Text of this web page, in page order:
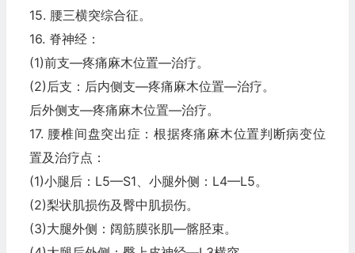
15. 腰三横突综合征。
16. 脊神经：
(1)前支—疼痛麻木位置—治疗。
(2)后支：后内侧支—疼痛麻木位置—治疗。
后外侧支—疼痛麻木位置—治疗。
17. 腰椎间盘突出症：根据疼痛麻木位置判断病变位
置及治疗点：
(1)小腿后：L5—S1、小腿外侧：L4—L5。
(2)梨状肌损伤及臀中肌损伤。
(3)大腿外侧：阔筋膜张肌—髂胫束。